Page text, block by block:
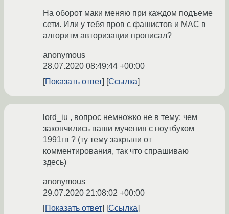
На оборот маки меняю при каждом подъеме
сети. Или у тебя пров с фашистов и MAC в
алгоритм авторизации прописал?
anonymous
28.07.2020 08:49:44 +00:00
Показать ответ
Ссылка
lord_iu , вопрос немножко не в тему: чем
закончились ваши мучения с ноутбуком
1991гв ? (ту тему закрыли от
комментирования, так что спрашиваю
здесь)
anonymous
29.07.2020 21:08:02 +00:00
Показать ответ
Ссылка